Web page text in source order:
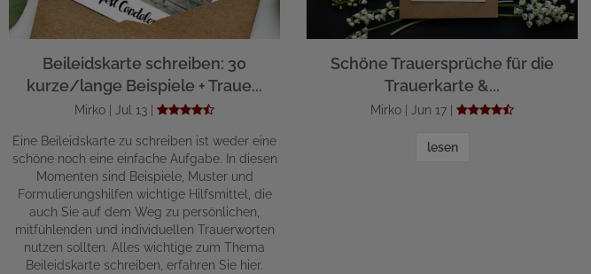
Beileidskarte schreiben: 30
kurze/lange Beispiele + Traue...
Mirko | Jul 13 |
Eine Beileidskarte zu schreiben ist weder eine
schöne noch eine einfache Aufgabe. In diesen
Momenten sind Beispiele, Muster und
Formulierungshilfen wichtige Hilfsmittel, die
auch Sie auf dem Weg zu persönlichen,
mitfühlenden und individuellen Trauerworten
nutzen sollten. Alles wichtige zum Thema
Beileidskarte schreiben, erfahren Sie hier.
Schöne Trauersprüche für die
Trauerkarte &...
Mirko | Jun 17 |
lesen